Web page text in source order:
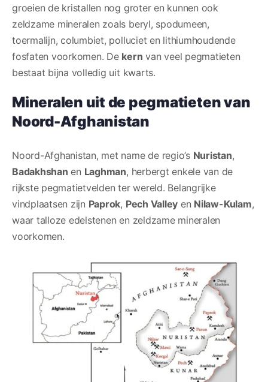
groeien de kristallen nog groter en kunnen ook
zeldzame mineralen zoals beryl, spodumeen,
toermalijn, columbiet, polluciet en lithiumhoudende
fosfaten voorkomen. De kern van veel pegmatieten
bestaat bijna volledig uit kwarts.
Mineralen uit de pegmatieten van
Noord-Afghanistan
Noord-Afghanistan, met name de regio’s Nuristan,
Badakhshan en Laghman, herbergt enkele van de
rijkste pegmatietvelden ter wereld. Belangrijke
vindplaatsen zijn Paprok, Pech Valley en Nilaw-Kulam,
waar talloze edelstenen en zeldzame mineralen
voorkomen.